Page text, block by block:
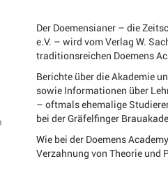
Der Doemensianer – die
e.V. – wird vom Verlag W.
traditionsreichen Doemens
Berichte über die Akademie
sowie Informationen über
– oftmals ehemalige
bei der Gräfelfinger
Wie bei der Doemens
Verzahnung von Theorie und